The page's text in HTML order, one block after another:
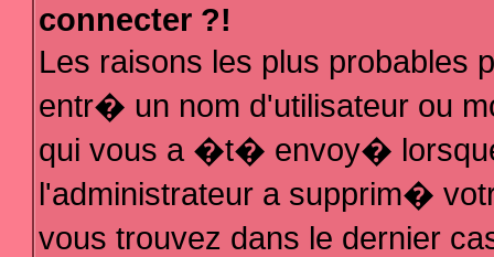
connecter ?!
Les raisons les plus probables
entr� un nom d'utilisateur ou
qui vous a �t� envoy�
l'administrateur a supprim�
vous trouvez dans le dernier